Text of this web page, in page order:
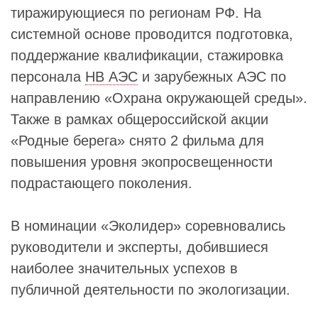
тиражирующиеся по регионам РФ. На
системной основе проводится подготовка,
поддержание квалификации, стажировка
персонала НВ АЭС и зарубежных АЭС по
направлению «Охрана окружающей среды».
Также в рамках общероссийской акции
«Родные берега» снято 2 фильма для
повышения уровня экопросвещенности
подрастающего поколения.
В номинации «Эколидер» соревновались
руководители и эксперты, добившиеся
наиболее значительных успехов в
публичной деятельности по экологизации.